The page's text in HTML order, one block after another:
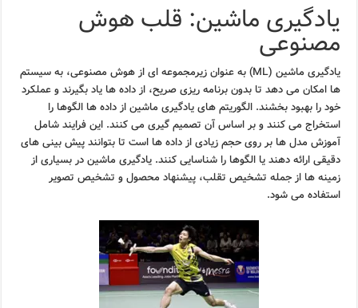
یادگیری ماشین: قلب هوش
مصنوعی
یادگیری ماشین (ML) به عنوان زیرمجموعه ای از هوش مصنوعی، به سیستم
ها امکان می دهد تا بدون برنامه ریزی صریح، از داده ها یاد بگیرند و عملکرد
خود را بهبود بخشند. الگوریتم های یادگیری ماشین از داده ها الگوها را
استخراج می کنند و بر اساس آن تصمیم گیری می کنند. این فرایند شامل
آموزش مدل ها بر روی حجم زیادی از داده ها است تا بتوانند پیش بینی های
دقیقی ارائه دهند یا الگوها را شناسایی کنند. یادگیری ماشین در بسیاری از
زمینه ها از جمله تشخیص تقلب، پیشنهاد محصول و تشخیص تصویر
استفاده می شود.